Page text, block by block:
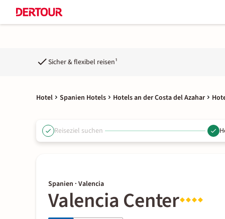
Sicher & flexibel reisen¹
Hotel Spanien Hotels Hotels an der Costa del Azahar
Reiseziel suchen
Spanien · Valencia
Valencia Center